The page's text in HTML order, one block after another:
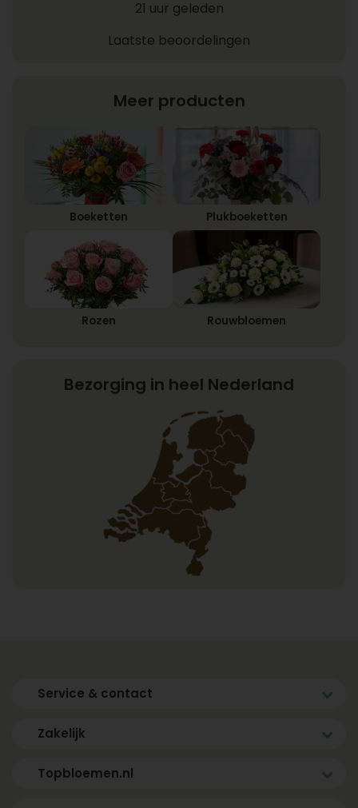
21 uur geleden
Laatste beoordelingen
Meer producten
Boeketten Plukboeketten
Rozen Rouwbloemen
Bezorging in heel Nederland
Service & contact
Zakelijk
Topbloemen.nl